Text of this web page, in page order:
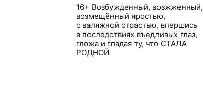
16+ Возбужденный, возжженный,
возмещённый яростью,
с валяжной страстью, впершись
в последствиях въедливых глаз,
гложа и гладая ту, что СТАЛА
РОДНОЙ